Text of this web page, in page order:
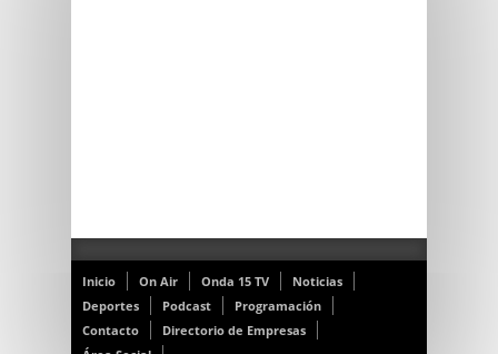
Inicio On Air Onda 15 TV
Noticias
Deportes
Podcast
Programación
Contacto
Directorio de Empresas